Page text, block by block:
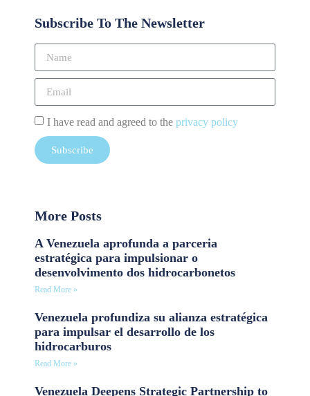
Subscribe To The Newsletter
I have read and agreed to the privacy policy
Subscribe
More Posts
A Venezuela aprofunda a parceria
estratégica para impulsionar o
desenvolvimento dos hidrocarbonetos
Read More »
Venezuela profundiza su alianza estratégica
para impulsar el desarrollo de los
hidrocarburos
Read More »
Venezuela Deepens Strategic Partnership to